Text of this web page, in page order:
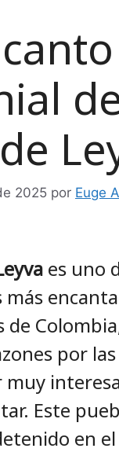
2025 por Euge
es uno
más
de
por
muy
Este
en el